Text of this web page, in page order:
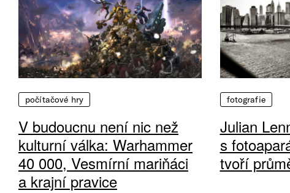
počítačové hry
V budoucnu není nic než
kulturní válka: Warhammer
40 000, Vesmírní mariňáci
a krajní pravice
fotografie
Julian
s
tvoří